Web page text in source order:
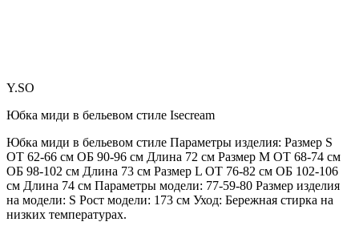
Y.SO
Юбка миди в бельевом стиле Isecream
Юбка миди в бельевом стиле Параметры изделия: Размер S
ОТ 62-66 см ОБ 90-96 см Длина 72 см Размер М ОТ 68-74 см
ОБ 98-102 см Длина 73 см Размер L ОТ 76-82 см ОБ 102-106
см Длина 74 см Параметры модели: 77-59-80 Размер изделия
на модели: S Рост модели: 173 см Уход: Бережная стирка на
низких температурах.